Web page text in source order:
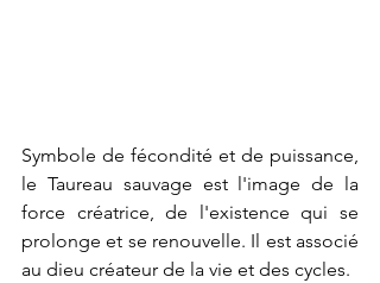
Symbole de fécondité et de puissance,
le Taureau sauvage est l'image de la
force créatrice, de l'existence qui se
prolonge et se renouvelle. Il est associé
au dieu créateur de la vie et des cycles.